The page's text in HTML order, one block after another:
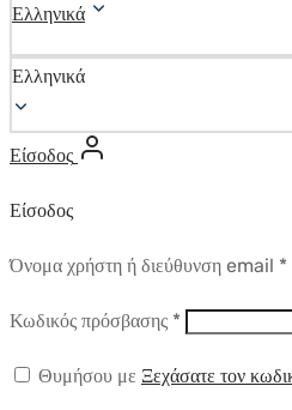
Ελληνικά
Ελληνικά
Είσοδος
Είσοδος
Όνομα χρήστη ή διεύθυνση email *
Κωδικός πρόσβασης *Απαιτούμενο
Θυμήσου με Ξεχάσατε τον